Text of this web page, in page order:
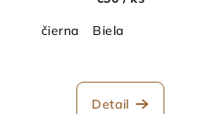
čierna
Biela
Detail